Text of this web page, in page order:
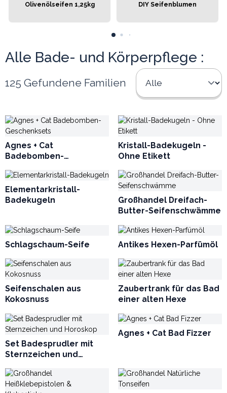
Olivenölseifen 1,25kg DIY Seifenblumen
Alle Bade- und Körperpflege :
125 Gefundene Familien
Agnes + Cat
Badebomben-
Kristall-Badekugeln -
Ohne Etikett
Elementarkristall-
Badekugeln
Großhandel Dreifach-
Butter-Seifenschwämme
Schlagschaum-Seife Antikes Hexen-Parfümöl
Seifenschalen aus
Kokosnuss
Zaubertrank für das Bad
einer alten Hexe
Set Badesprudler mit
Sternzeichen und
Agnes + Cat Bad Fizzer